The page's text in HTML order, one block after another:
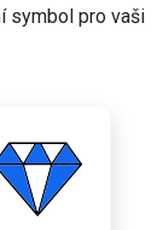
symbol pro vaši